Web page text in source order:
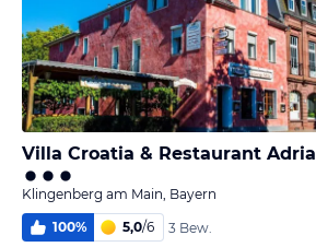
Villa Croatia & Restaurant Adria
Klingenberg am Main, Bayern
100% 5,0/6 3 Bew.